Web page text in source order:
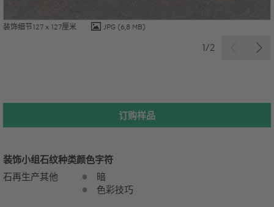
装饰细节127 x 127厘米 JPG (6,8 MB)
1/2
订购样品
装饰小组
石再生产
石纹种类
其他
颜色字符
暗
色彩技巧